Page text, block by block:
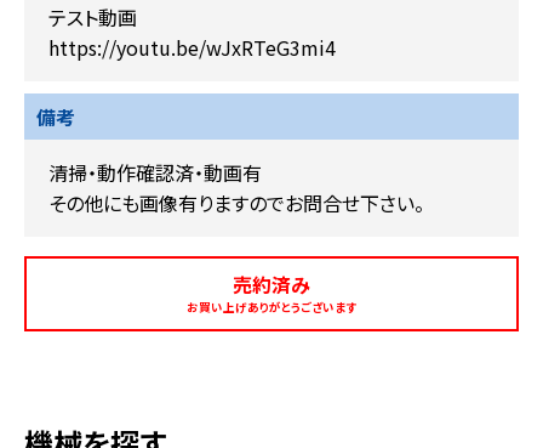
テスト動画
https://youtu.be/wJxRTeG3mi4
備考
清掃・動作確認済・動画有
その他にも画像有りますのでお問合せ下さい。
売約済み
お買い上げありがとうございます